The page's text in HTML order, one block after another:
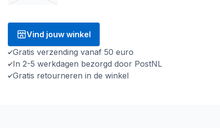
Vind jouw winkel
Gratis verzending vanaf 50 euro
In 2-5 werkdagen bezorgd door PostNL
Gratis retourneren in de winkel